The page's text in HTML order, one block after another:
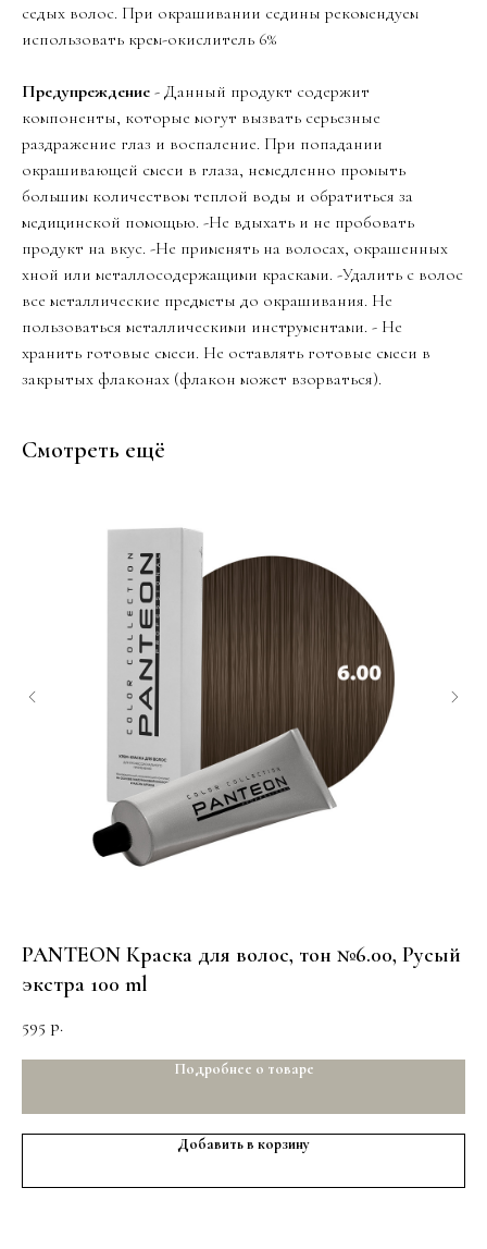
седых волос. При окрашивании седины рекомендуем
использовать крем-окислитель 6%
Предупреждение - Данный продукт содержит
компоненты, которые могут вызвать серьезные
раздражение глаз и воспаление. При попадании
окрашивающей смеси в глаза, немедленно промыть
большим количеством теплой воды и обратиться за
медицинской помощью. -Не вдыхать и не пробовать
продукт на вкус. -Не применять на волосах, окрашенных
хной или металлосодержащими красками. -Удалить с волос
все металлические предметы до окрашивания. Не
пользоваться металлическими инструментами. - Не
хранить готовые смеси. Не оставлять готовые смеси в
закрытых флаконах (флакон может взорваться).
Смотреть ещё
PANTEON Краска для волос, тон №6.00, Русый
экстра 100 ml
595 р.
Подробнее о товаре
Добавить в корзину